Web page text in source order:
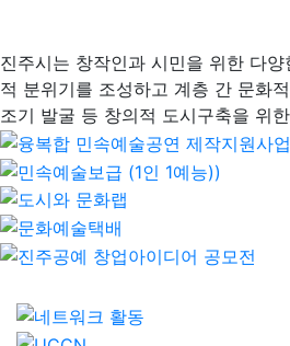
진주시는 창작인과 시민을 위한 다
적 분위기를 조성하고 계층 간 문화
조기 발굴 등 창의적 도시구축을 위